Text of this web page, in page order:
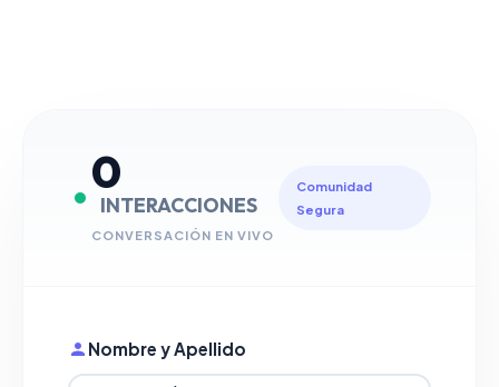
0
INTERACCIONES
CONVERSACIÓN EN VIVO
Comunidad
Segura
Nombre y Apellido